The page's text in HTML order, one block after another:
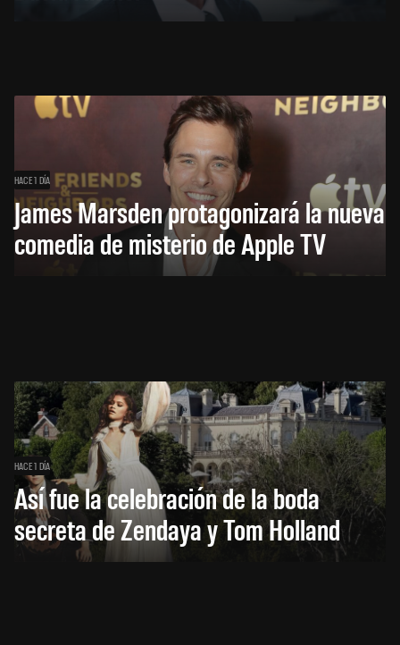
HACE 1 DÍA
James Marsden protagonizará la nueva
comedia de misterio de Apple TV
HACE 1 DÍA
Así fue la celebración de la boda
secreta de Zendaya y Tom Holland